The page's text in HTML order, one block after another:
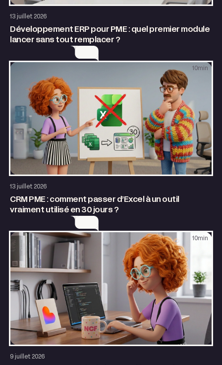
13 juillet 2026
Développement ERP pour PME : quel premier module
lancer sans tout remplacer ?
13 juillet 2026
CRM PME : comment passer d’Excel à un outil
vraiment utilisé en 30 jours ?
10 min
9 juillet 2026
10 min